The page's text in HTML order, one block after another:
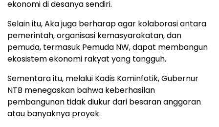
ekonomi di desanya sendiri.
Selain itu, Aka juga berharap agar kolaborasi antara
pemerintah, organisasi kemasyarakatan, dan
pemuda, termasuk Pemuda NW, dapat membangun
ekosistem ekonomi rakyat yang tangguh.
Sementara itu, melalui Kadis Kominfotik, Gubernur
NTB menegaskan bahwa keberhasilan
pembangunan tidak diukur dari besaran anggaran
atau banyaknya proyek.